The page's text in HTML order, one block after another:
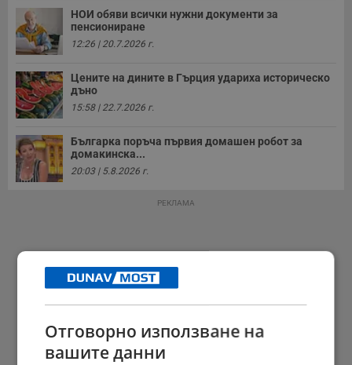
НОИ обяви всички нужни документи за
пенсиониране
12:26 | 20.7.2026 г.
Цените на дините в Гърция удариха историческо
дъно
15:58 | 22.7.2026 г.
Българка поръча първия домашен робот за
домакинска...
20:03 | 5.8.2026 г.
РЕКЛАМА
Отговорно използване на
вашите данни